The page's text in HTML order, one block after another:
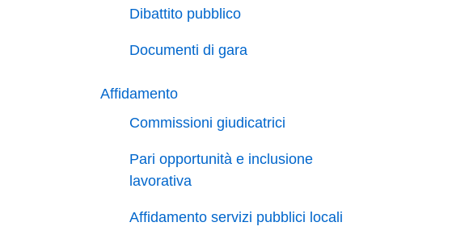
Dibattito pubblico
Documenti di gara
Affidamento
Commissioni giudicatrici
Pari opportunità e inclusione
lavorativa
Affidamento servizi pubblici locali